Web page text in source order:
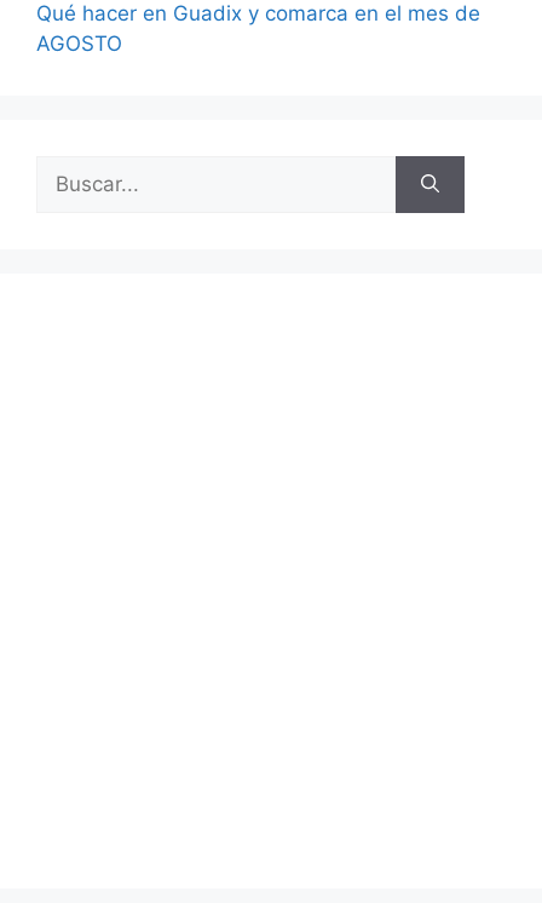
Qué hacer en Guadix y comarca en el mes de
AGOSTO
Buscar: